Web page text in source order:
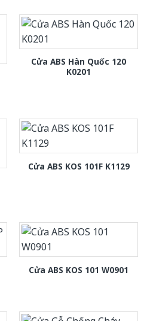
Cửa ABS Hàn Quốc 120
K0201
Cửa ABS KOS 101F K1129
Cửa ABS KOS 101 W0901